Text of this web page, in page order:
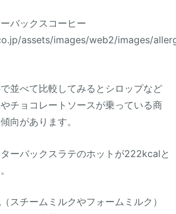
バックスコーヒー
assets/images/web2/images/
並べて比較してみるとシロップなど
チョコレートソースが乗っている商
向があります。
ーバックスラテのホットが222kcalと
スチームミルクやフォームミルク）